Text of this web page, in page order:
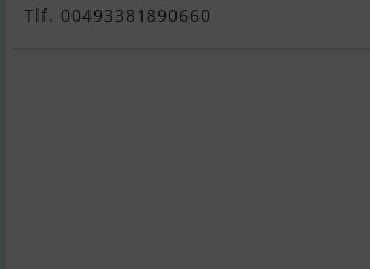
Tlf. 00493381890660